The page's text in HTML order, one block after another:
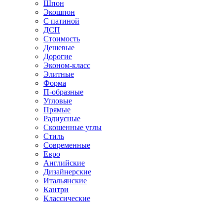
Шпон
Экошпон
С патиной
ДСП
Стоимость
Дешевые
Дорогие
Эконом-класс
Элитные
Форма
П-образные
Угловые
Прямые
Радиусные
Скошенные углы
Стиль
Современные
Евро
Английские
Дизайнерские
Итальянские
Кантри
Классические